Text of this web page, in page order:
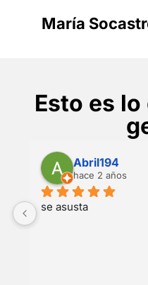
María
Esto es
Abril194
hace 2 años
se asusta